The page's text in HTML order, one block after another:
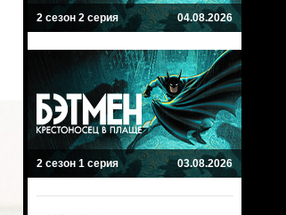
2 сезон 2 серия 04.08.2026
2 сезон 1 серия 03.08.2026